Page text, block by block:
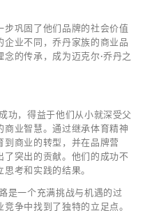
巩固了他们品牌的社会价值
业不同，乔丹家族的商业品
的传承，成为迈克尔·乔丹之
功，得益于他们从小就深受父
商业智慧。通过继承体育精神
到商业的转型，并在品牌营
突出的贡献。他们的成功不
考和实践的结果。
是一个充满挑战与机遇的过
争中找到了独特的立足点。